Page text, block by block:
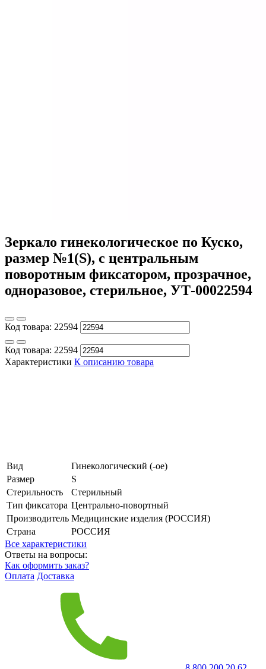
Зеркало гинекологическое по Куско,
размер №1(S), с центральным
поворотным фиксатором, прозрачное,
одноразовое, стерильное, УТ-00022594
Код товара: 22594
Код товара: 22594
Характеристики К описанию товара
Вид
Гинекологический (-ое)
Размер
S
Стерильность
Стерильный
Тип фиксатора Центрально-повортный
Производитель Медицинские изделия (РОССИЯ)
Страна
РОССИЯ
Все характеристики
Ответы на вопросы:
Как оформить заказ?
Оплата Доставка